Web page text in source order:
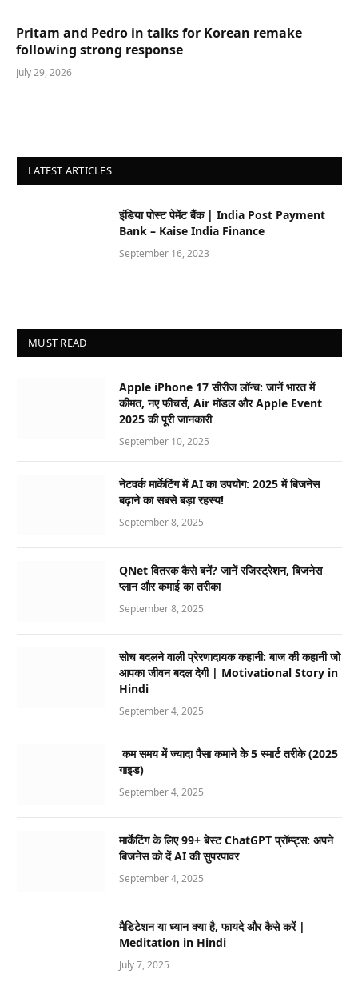
Pritam and Pedro in talks for Korean remake
following strong response
July 29, 2026
LATEST ARTICLES
इंडिया पोस्ट पेमेंट बैंक | India Post Payment
Bank – Kaise India Finance
September 16, 2023
MUST READ
Apple iPhone 17 सीरीज लॉन्च: जानें भारत में
कीमत, नए फीचर्स, Air मॉडल और Apple Event
2025 की पूरी जानकारी
September 10, 2025
नेटवर्क मार्केटिंग में AI का उपयोग: 2025 में बिजनेस
बढ़ाने का सबसे बड़ा रहस्य!
September 8, 2025
QNet वितरक कैसे बनें? जानें रजिस्ट्रेशन, बिजनेस
प्लान और कमाई का तरीका
September 8, 2025
सोच बदलने वाली प्रेरणादायक कहानी: बाज की कहानी जो
आपका जीवन बदल देगी | Motivational Story in
Hindi
September 4, 2025
कम समय में ज्यादा पैसा कमाने के 5 स्मार्ट तरीके (2025
गाइड)
September 4, 2025
मार्केटिंग के लिए 99+ बेस्ट ChatGPT प्रॉम्प्ट्स: अपने
बिजनेस को दें AI की सुपरपावर
September 4, 2025
मैडिटेशन या ध्यान क्या है, फायदे और कैसे करें |
Meditation in Hindi
July 7, 2025